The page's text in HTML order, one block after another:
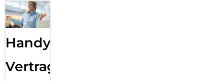
Handy
Vertragsabwicklung